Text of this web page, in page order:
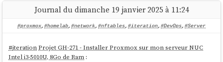
Router 4A Gigabit Edition.
Journal du dimanche 19 janvier 2025 à 11:24
#proxmox, #homelab, #network, #nftables, #iteration, #DevOps, #Server
#iteration Projet GH-271 - Installer Proxmox sur mon serveur NUC
Intel i3-5010U, 8Go de Ram :